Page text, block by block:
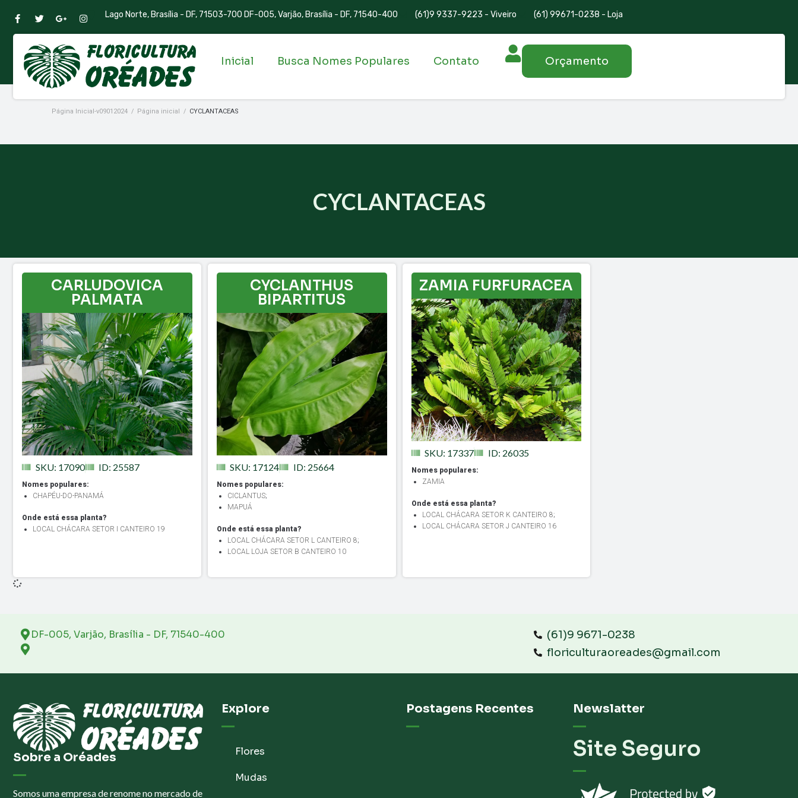
Lago Norte, Brasília - DF, 71503-700 DF-005, Varjão, Brasília - DF, 71540-400 (61)9 9337-9223 - Viveiro (61) 99671-0238 - Loja
Inicial Busca Nomes Populares Contato Orçamento
Página Inicial-v09012024 / Página inicial / CYCLANTACEAS
CYCLANTACEAS
CARLUDOVICA
PALMATA
SKU: 17090 ID: 25587
Nomes populares:
CHAPÉU-DO-PANAMÁ
Onde está essa planta?
LOCAL CHÁCARA SETOR I CANTEIRO 19
CYCLANTHUS
BIPARTITUS
SKU: 17124 ID: 25664
Nomes populares:
CICLANTUS;
MAPUÁ
Onde está essa planta?
LOCAL CHÁCARA SETOR L CANTEIRO 8;
LOCAL LOJA SETOR B CANTEIRO 10
ZAMIA FURFURACEA
SKU: 17337 ID: 26035
Nomes populares:
ZAMIA
Onde está essa planta?
LOCAL CHÁCARA SETOR K CANTEIRO 8;
LOCAL CHÁCARA SETOR J CANTEIRO 16
DF-005, Varjão, Brasília - DF, 71540-400
(61)9 9671-0238
floriculturaoreades@gmail.com
Sobre a Oréades
Somos uma empresa de renome no mercado de
Explore
Flores
Mudas
Postagens Recentes Newslatter
Site Seguro